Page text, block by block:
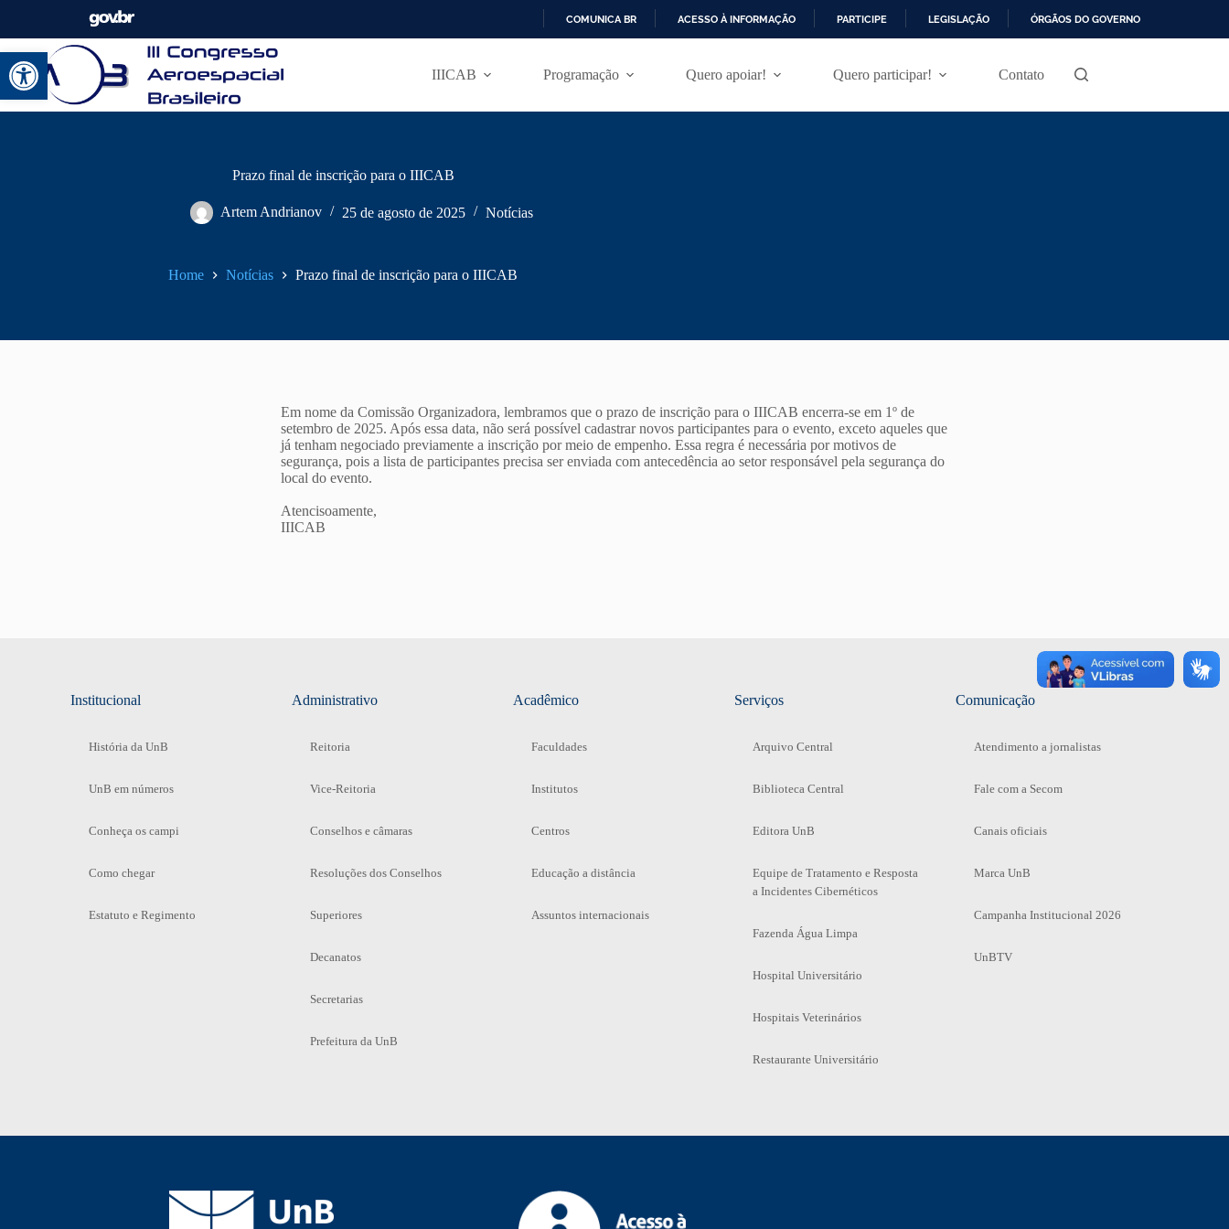
Abrir a barra de ferramentas
P
R
COMUNICA BR ACESSO À INFORMAÇÃO PARTICIPE LEGISLAÇÃO ÓRGÃOS DO GOVERNO
IIICAB Programação Quero apoiar! Quero participar! Contato
Prazo final de inscrição para o IIICAB
Artem Andrianov 25 de agosto de 2025 Notícias
Home Notícias Prazo final de inscrição para o IIICAB
Em nome da Comissão Organizadora, lembramos que o prazo de inscrição para o IIICAB encerra-se em 1º de
setembro de 2025. Após essa data, não será possível cadastrar novos participantes para o evento, exceto aqueles que
já tenham negociado previamente a inscrição por meio de empenho. Essa regra é necessária por motivos de
segurança, pois a lista de participantes precisa ser enviada com antecedência ao setor responsável pela segurança do
local do evento.
Atencisoamente,
IIICAB
Institucional
História da UnB
UnB em números
Conheça os campi
Como chegar
Estatuto e Regimento
Administrativo
Reitoria
Vice-Reitoria
Conselhos e câmaras
Resoluções dos Conselhos
Superiores
Decanatos
Secretarias
Prefeitura da UnB
Acadêmico
Faculdades
Institutos
Centros
Educação a distância
Assuntos internacionais
Serviços
Arquivo Central
Biblioteca Central
Editora UnB
Equipe de Tratamento e Resposta
a Incidentes Cibernéticos
Fazenda Água Limpa
Hospital Universitário
Hospitais Veterinários
Restaurante Universitário
Comunicação
Atendimento a jornalistas
Fale com a Secom
Canais oficiais
Marca UnB
Campanha Institucional 2026
UnBTV